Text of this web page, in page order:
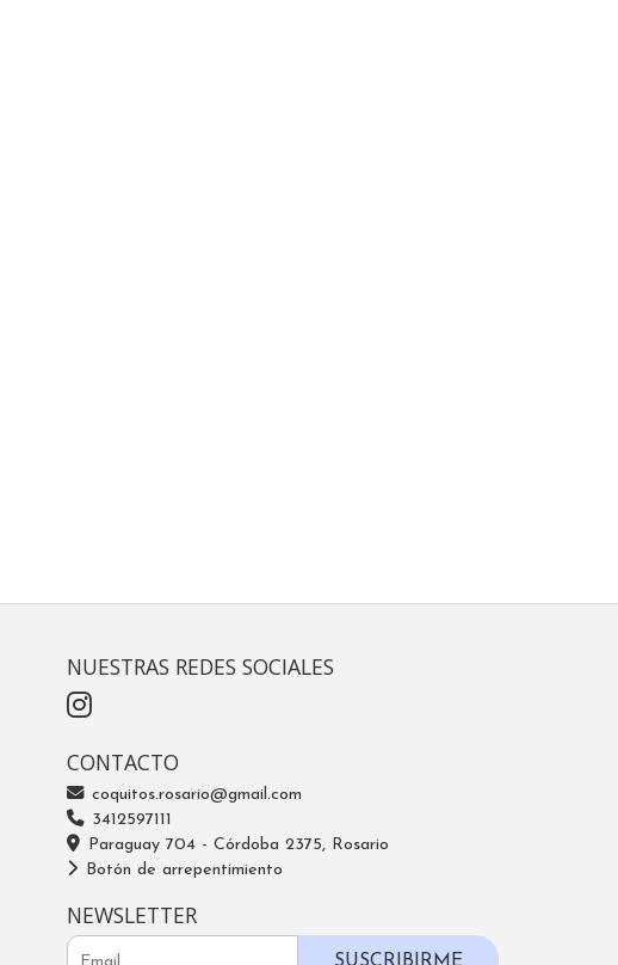
NUESTRAS REDES SOCIALES
CONTACTO
coquitos.rosario@gmail.com
3412597111
Paraguay 704 - Córdoba 2375, Rosario
Botón de arrepentimiento
NEWSLETTER